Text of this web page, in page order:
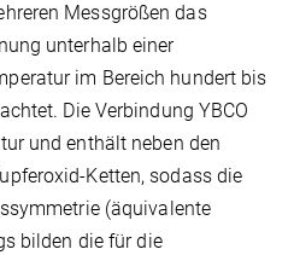
Messgrößen das
unterhalb einer
im Bereich hundert bis
Die Verbindung YBCO
und enthält neben den
Ketten, sodass die
(äquivalente
bilden die für die